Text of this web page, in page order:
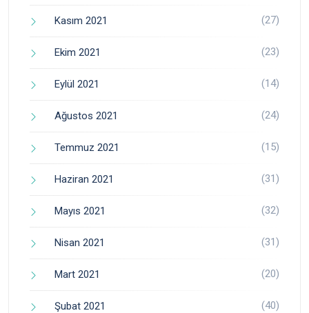
Kasım 2021 (27)
Ekim 2021 (23)
Eylül 2021 (14)
Ağustos 2021 (24)
Temmuz 2021 (15)
Haziran 2021 (31)
Mayıs 2021 (32)
Nisan 2021 (31)
Mart 2021 (20)
Şubat 2021 (40)